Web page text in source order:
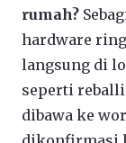
rumah?
hardware
langsung di
seperti
dibawa ke